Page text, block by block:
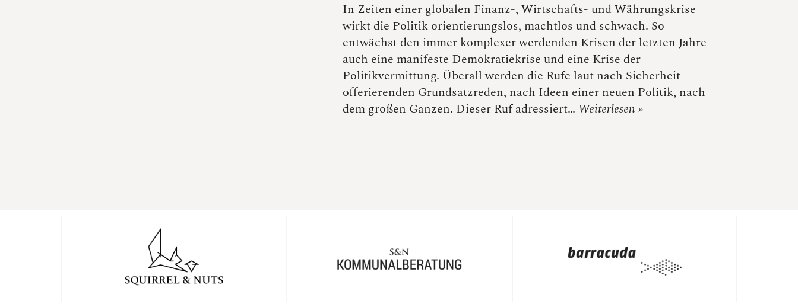
In Zeiten einer globalen Finanz-, Wirtschafts- und Währungskrise
wirkt die Politik orientierungslos, machtlos und schwach. So
entwächst den immer komplexer werdenden Krisen der letzten Jahre
auch eine manifeste Demokratiekrise und eine Krise der
Politikvermittung. Überall werden die Rufe laut nach Sicherheit
offerierenden Grundsatzreden, nach Ideen einer neuen Politik, nach
dem großen Ganzen. Dieser Ruf adressiert… Weiterlesen »